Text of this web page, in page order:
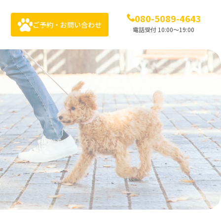
ご予約・お問い合わせ 080-5089-4643
電話受付 10:00〜19:00